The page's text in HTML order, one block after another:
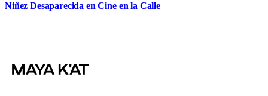
Niñez Desaparecida en Cine en la Calle